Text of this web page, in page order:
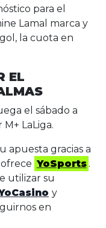
para el
Lamal marca y
la cuota en
EL
el sábado a
LaLiga.
apuesta gracias a
YoSports .
utilizar su
y
en